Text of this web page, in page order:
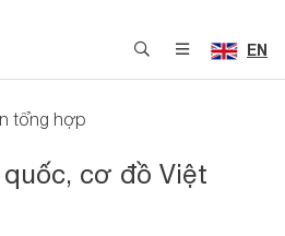
EN
tổng hợp
quốc, cơ đồ Việt